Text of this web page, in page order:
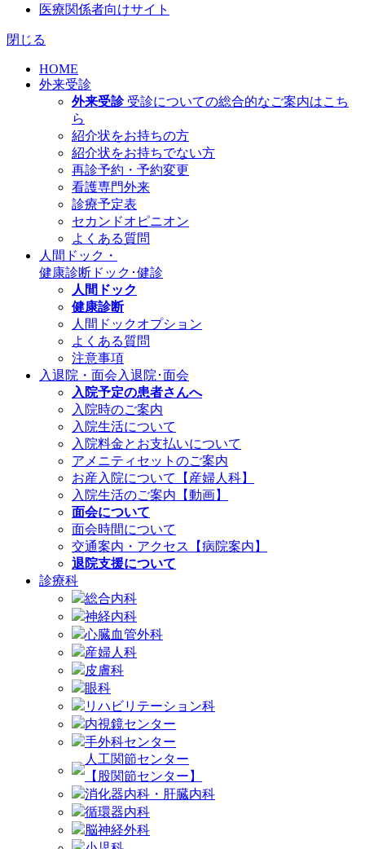
医療関係者向けサイト
閉じる
HOME
外来受診
外来受診 受診についての総合的なご案内はこち
ら
紹介状をお持ちの方
紹介状をお持ちでない方
再診予約・予約変更
看護専門外来
診療予定表
セカンドオピニオン
よくある質問
人間ドック・
健康診断 ドック･健診
人間ドック
健康診断
人間ドックオプション
よくある質問
注意事項
入退院・面会 入退院･面会
入院予定の患者さんへ
入院時のご案内
入院生活について
入院料金とお支払いについて
アメニティセットのご案内
お産入院について【産婦人科】
入院生活のご案内【動画】
面会について
面会時間について
交通案内・アクセス【病院案内】
退院支援について
診療科
総合内科
神経内科
心臓血管外科
産婦人科
皮膚科
眼科
リハビリテーション科
内視鏡センター
手外科センター
人工関節センター
【股関節センター】
消化器内科・肝臓内科
循環器内科
脳神経外科